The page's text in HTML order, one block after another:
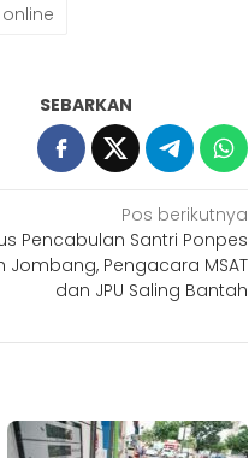
online
SEBARKAN
Pos berikutnya
Pencabulan Santri Ponpes
Jombang, Pengacara MSAT
dan JPU Saling Bantah